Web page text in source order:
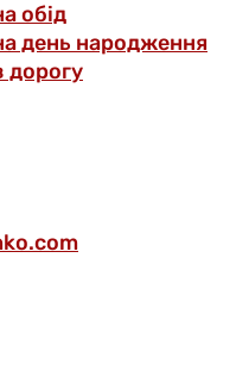
обід
день народження
дорогу